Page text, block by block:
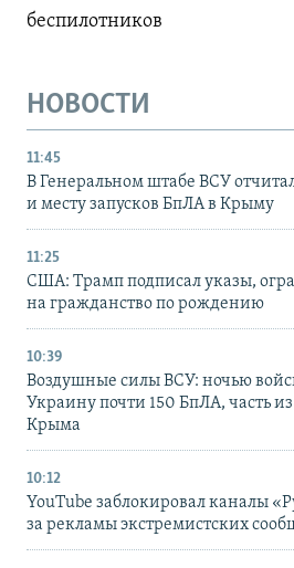
беспилотников
НОВОСТИ
11:45
В Генеральном штабе ВСУ
и месту запусков БпЛА в Крыму
11:25
США: Трамп подписал указы,
на гражданство по рождению
10:39
Воздушные силы ВСУ: ночью
Украину почти 150 БпЛА, часть
Крыма
10:12
YouTube заблокировал каналы
за рекламы экстремистских